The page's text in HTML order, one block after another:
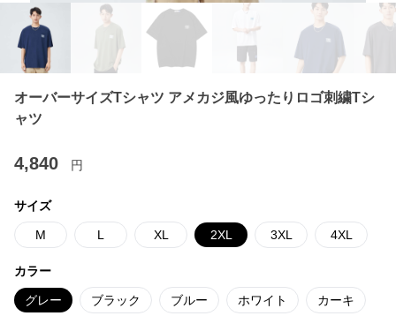
オーバーサイズTシャツ アメカジ風ゆったりロゴ刺繍Tシ
ャツ
4,840 円
サイズ
M L XL 2XL 3XL 4XL
カラー
グレー ブラック ブルー ホワイト カーキ